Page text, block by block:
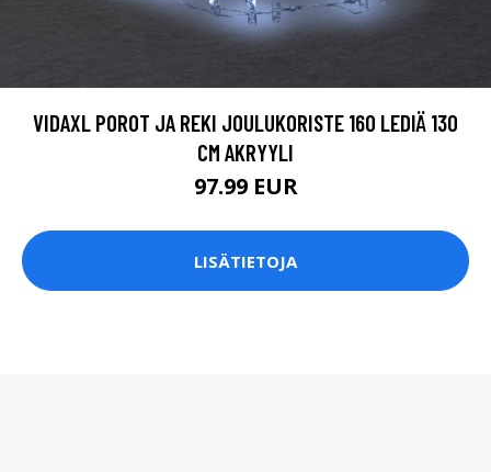
VIDAXL POROT JA REKI JOULUKORISTE 160 LEDIÄ 130
CM AKRYYLI
97.99 EUR
LISÄTIETOJA